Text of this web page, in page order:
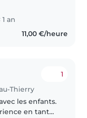
je suis sur
me déplace à
an
11,00 €/heure
Thierry
1
les enfants.
en tant